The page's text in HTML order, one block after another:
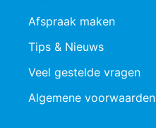
Afspraak maken
Tips & Nieuws
Veel gestelde vragen
Algemene voorwaarden